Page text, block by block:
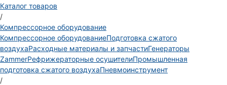
Каталог товаров
/
Компрессорное оборудование
Компрессорное оборудованиеПодготовка сжатого
воздухаРасходные материалы и запчастиГенераторы
ZammerРефрижераторные осушителиПромышленная
подготовка сжатого воздухаПневмоинструмент
/